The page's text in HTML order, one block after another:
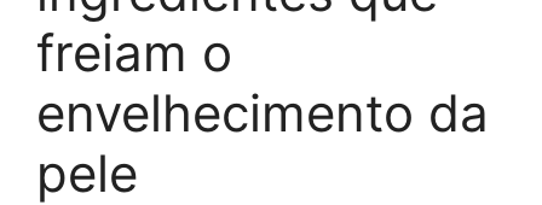
freiam o
envelhecimento da
pele